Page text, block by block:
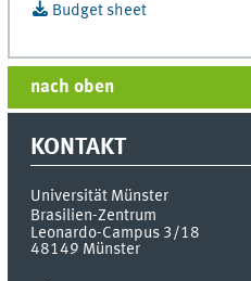
Budget sheet
nach oben
KONTAKT
Universität Münster
Brasilien-Zentrum
Leonardo-Campus 3/18
48149 Münster